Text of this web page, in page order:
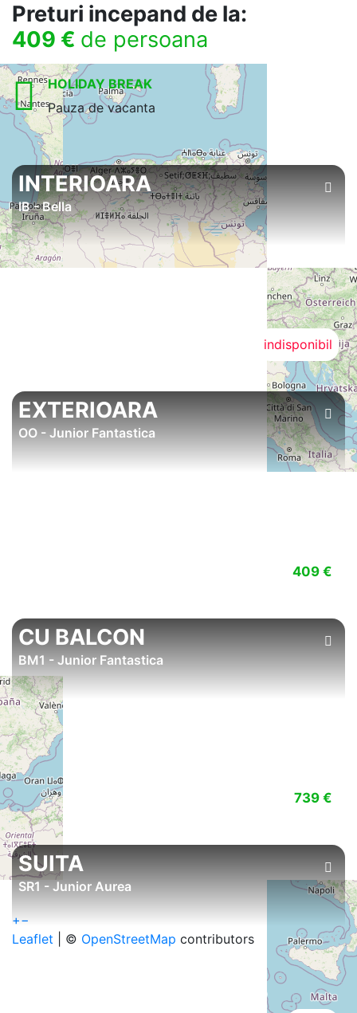
+−
Leaflet | © OpenStreetMap contributors
Preturi incepand de la:
409 € de persoana
HOLIDAY BREAK
Pauza de vacanta
INTERIOARA
IB - Bella
indisponibil
EXTERIOARA
OO - Junior Fantastica
409 €
CU BALCON
BM1 - Junior Fantastica
739 €
SUITA
SR1 - Junior Aurea